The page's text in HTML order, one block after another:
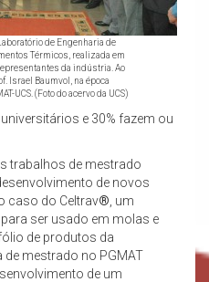
de Engenharia de
Térmicos, realizada em
da indústria. Ao
Israel Baumvol, na época
UCS. (Foto do acervo da UCS)
e 30% fazem ou
trabalhos de mestrado
de novos
caso do Celtrav® , um
ser usado em molas e
de produtos da
de mestrado no PGMAT
de um